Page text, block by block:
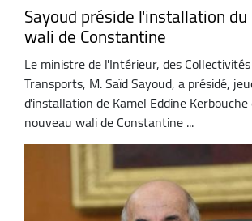
Sayoud préside l'installation
wali de Constantine
Le ministre de l'Intérieur, des
Transports, M. Saïd Sayoud, a présidé,
d'installation de Kamel Eddine
nouveau wali de Constantine ...